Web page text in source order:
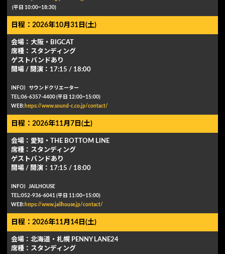
(平⽇ 10:00~18:30)
日程：2026年10月31日(土)
会場：⼤阪・BIGCAT
席種：スタンディング
ゲストバンドあり
開場 / 開演：17:15 / 18:00
INFO）サウンドクリエーター
TEL:06-6357-4400 (平⽇ 12:00~15:00)
WEB: https://www.sound-c.co.jp/contact/
日程：2026年11月7日(土)
会場：愛知・THE BOTTOM LINE
席種：スタンディング
ゲストバンドあり
開場 / 開演：17:15 / 18:00
INFO）JAILHOUSE
TEL:052-936-6041 (平⽇ 11:00~15:00)
WEB: https://www.jailhouse.jp/contact/
日程：2026年11月14日(土)
会場：北海道・札幌 PENNY LANE24
席種：スタンディング